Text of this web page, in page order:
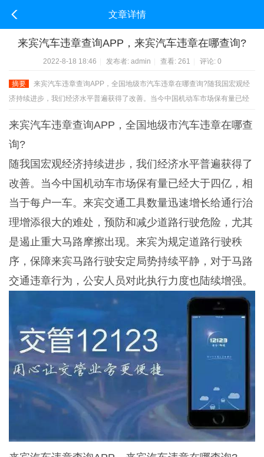
文章详情
来宾汽车违章查询APP，来宾汽车违章在哪查询?
2022-8-18 18:46 发布者: admin 查看: 261 评论: 0
摘要
来宾汽车违章查询APP，全国地级市汽车违章在哪查询?随我国宏观经
济持续进步，我们经济水平普遍获得了改善。当今中国机动车市场保有量已经
的难 ...
来宾汽车违章查询APP，全国地级市汽车违章在哪查
询?
随我国宏观经济持续进步，我们经济水平普遍获得了
改善。当今中国机动车市场保有量已经大于四亿，相
当于每户一车。来宾交通工具数量迅速增长给通行治
理增添很大的难处，预防和减少道路行驶危险，尤其
是遏止重大马路摩擦出现。来宾为规定道路行驶秩
序，保障来宾马路行驶安定局势持续平静，对于马路
交通违章行为，公安人员对此执行力度也陆续增强。